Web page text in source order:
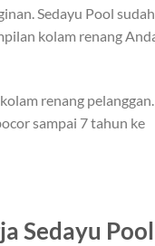
Sedayu Pool sudah
kolam renang
renang pelanggan.
sampai 7 tahun ke
Sedayu Pool